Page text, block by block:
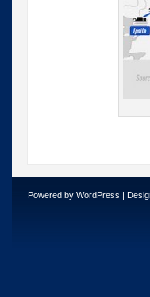
Powered by WordPress |